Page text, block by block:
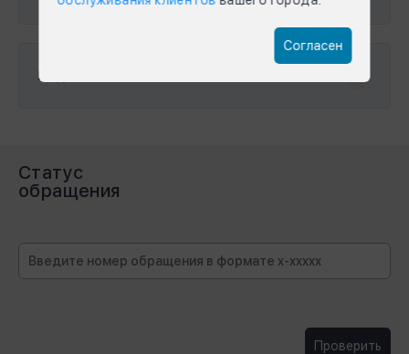
Подключение к тепловым сетям
Cтатус
обращения
Проверить
Согласен